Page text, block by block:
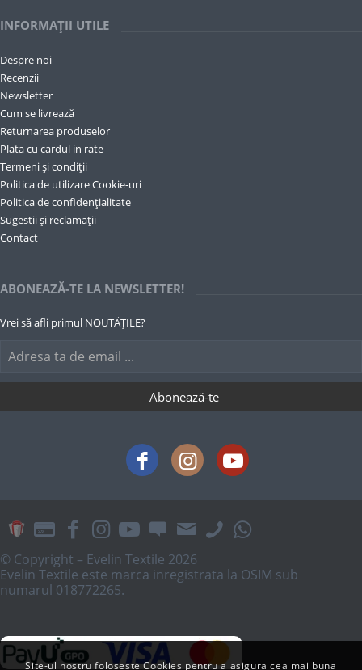
INFORMAȚII UTILE
Despre noi
Recenzii
Newsletter
Cum se livrează
Returnarea produselor
Plata cu cardul in rate
Termeni și condiții
Politica de utilizare Cookie-uri
Politica de confidențialitate
Sugestii și reclamații
Contact
ABONEAZĂ-TE LA NEWSLETTER!
Vrei să afli primul NOUTĂȚILE?
© Copyright – Evelin Textile 2026
Evelin Textile este marca inregistrata la OSIM sub
numarul 018772265.
Site-ul nostru foloseste Cookies pentru a asigura cea mai buna